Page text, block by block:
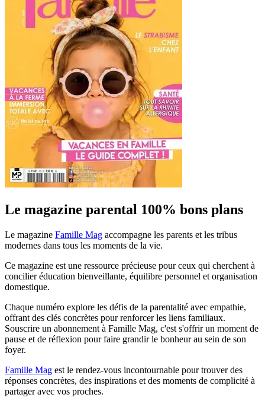
Le magazine parental 100% bons plans
Le magazine Famille Mag accompagne les parents et les tribus
modernes dans tous les moments de la vie.
Ce magazine est une ressource précieuse pour ceux qui cherchent à
concilier éducation bienveillante, équilibre personnel et organisation
domestique.
Chaque numéro explore les défis de la parentalité avec empathie,
offrant des clés concrètes pour renforcer les liens familiaux.
Souscrire un abonnement à Famille Mag, c'est s'offrir un moment de
pause et de réflexion pour faire grandir le bonheur au sein de son
foyer.
Famille Mag est le rendez-vous incontournable pour trouver des
réponses concrètes, des inspirations et des moments de complicité à
partager avec vos proches.